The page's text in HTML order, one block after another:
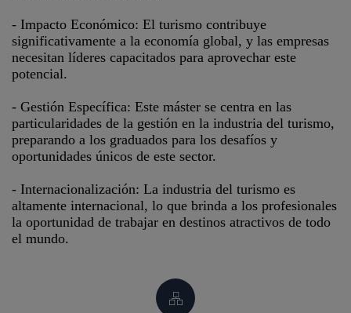
- Impacto Económico: El turismo contribuye
significativamente a la economía global, y las empresas
necesitan líderes capacitados para aprovechar este
potencial.
- Gestión Específica: Este máster se centra en las
particularidades de la gestión en la industria del turismo,
preparando a los graduados para los desafíos y
oportunidades únicos de este sector.
- Internacionalización: La industria del turismo es
altamente internacional, lo que brinda a los profesionales
la oportunidad de trabajar en destinos atractivos de todo
el mundo.